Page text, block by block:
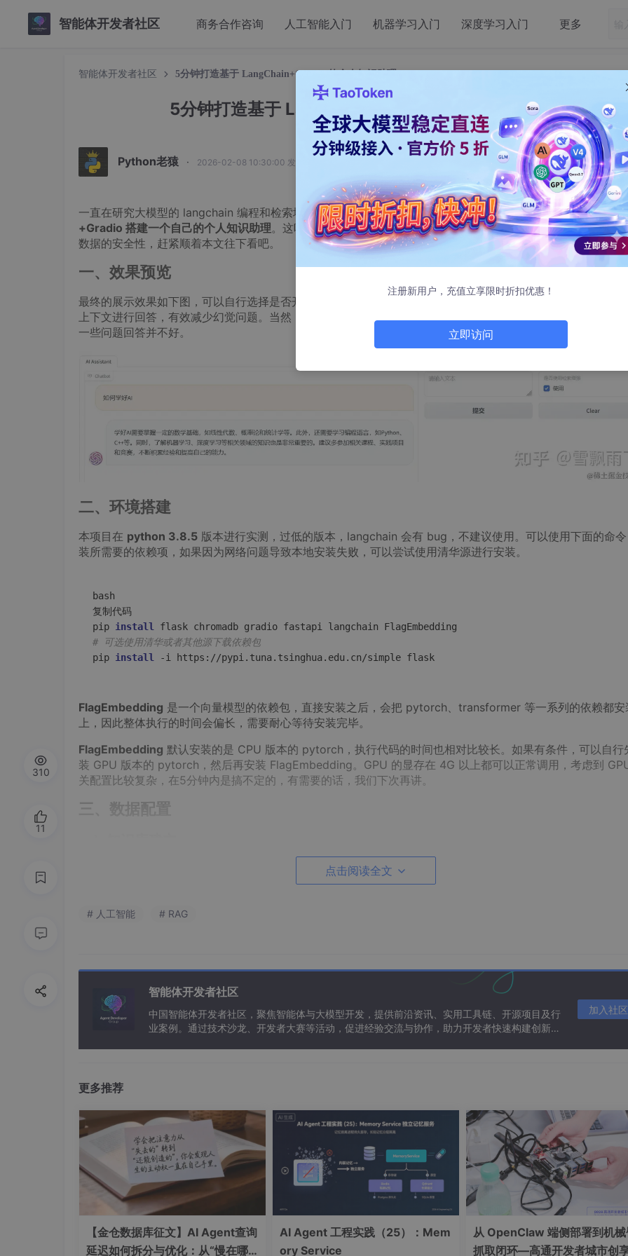
智能体开发者社区 商务合作咨询 人工智能入门 机器学习入门 深度学习入门 更多
智能体开发者社区 5分钟打造基于 LangChain+Gradio 的个人知识助理
5分钟打造基于 LangChain+Gradio 的个人知识助理
Python老猿 · 2026-02-08 10:30:00 发布
一直在研究大模型的 langchain 编程和检索增强相关的内容，今天和大家分享一些如何在5分钟之内利用
+Gradio 搭建一个自己的个人知识助理。这听起来就很酷，我们不需要依赖其他第三方提供的服务，也可以保
数据的安全性，赶紧顺着本文往下看吧。
一、效果预览
最终的展示效果如下图，可以自行选择是否开启检索增强的功能。在使用检索增强调用之后，大模型能根据检
上下文进行回答，有效减少幻觉问题。当然，限于提供的示例代码本身的能力并不强，还有许多优化的空间，
一些问题回答并不好。
二、环境搭建
本项目在 python 3.8.5 版本进行实测，过低的版本，langchain 会有 bug，不建议使用。可以使用下面的命
装所需要的依赖项，如果因为网络问题导致本地安装失败，可以尝试使用清华源进行安装。
bash
复制代码
pip install
# 可选使用清华或者其他源下载依赖包
pip install
FlagEmbedding 是一个向量模型的依赖包，直接安装之后，会把 pytorch、transformer 等一系列的依赖都安
上，因此整体执行的时间会偏长，需要耐心等待安装完毕。
FlagEmbedding 默认安装的是 CPU 版本的 pytorch，执行代码的时间也相对比较长。如果有条件，可以自行
装 GPU 版本的 pytorch，然后再安装 FlagEmbedding。GPU 的显存在 4G 以上都可以正常调用，考虑到
关配置比较复杂，在5分钟内是搞不定的，有需要的话，我们下次再讲。
三、数据配置
可以使用自己的任意数据集作为知识库，将数据保存成 txt 文件就可以。在这里，我使用在网上自己处理的关于
星球的数据作为知识库，然后建立本地路径进行存储。示例的数据已经和代码放在了一起，可以参考示例数据进
e 上才能下载，需要一些特殊的网络环境，适合有经验的人员进行下载。非专业人员可以直接使用我下载好的
如果想自己下载，需要先安装 git lfs。然后执行下面的命令，就可以下载整个模型的权重以及相关配置文件
载完成后，同样，需要将模型的文件夹存放到你自己的指定目录。
bash
git clone
四、大模型配置
为了调用方便，我们使用了讯飞星火的API作为本次的大模型，在讯飞的官方页面就可以申请免费的 token，足
们日常使用和测试了。讯飞的官方地址：
xinghuo.xfyun.cn/
我们这次只需要使用 2.0 版本的 API 就可以，申请之后可以看到接口服务认证的信息，需要记录下来，后面需
这个地方修改为自己的信息。这三个信息是APPID、APISecret 和 APIKey 的信息。获取这三个信息之后，大
的部分就处理完成了。
点击阅读全文
# 人工智能 # RAG
智能体开发者社区
中国智能体开发者社区，聚焦智能体与大模型开发，提供前沿资讯、实用工具链、开源项目及行
业案例。通过技术沙龙、开发者大赛等活动，促进经验交流与协作，助力开发者快速构建创新智
加入社区
更多推荐
【金仓数据库征文】AI Agent查询
延迟如何拆分与优化：从“慢在哪
AI Agent 工程实践（25）：Mem
ory Service
从 OpenClaw 端侧部署到机械
抓取闭环—高通开发者城市创
310
11
注册新用户，充值立享限时折扣优惠！
立即访问